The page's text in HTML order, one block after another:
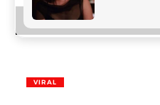
MENU
VIRAL